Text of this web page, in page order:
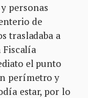
personas
de
trasladaba a
Fiscalía
el punto
perímetro y
estar, por lo